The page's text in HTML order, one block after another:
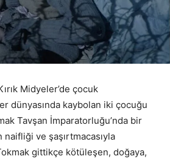
Midyeler’de çocuk
dünyasında kaybolan iki çocuğu
Tavşan İmparatorluğu’nda bir
naifliği ve şaşırtmacasıyla
gittikçe kötüleşen, doğaya,